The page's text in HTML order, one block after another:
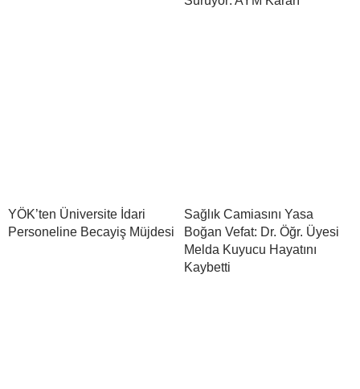
YÖK’ten Üniversite İdari
Personeline Becayiş Müjdesi
Sağlık Camiasını Yasa
Boğan Vefat: Dr. Öğr. Üyesi
Melda Kuyucu Hayatını
Kaybetti